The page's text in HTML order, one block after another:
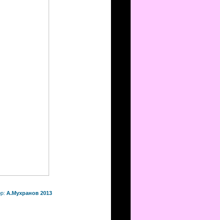
А.Мухранов 2013